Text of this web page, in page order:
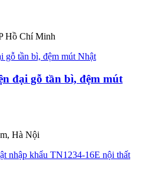
Hồ Chí Minh
đại gỗ tần bì, đệm mút
Hà Nội